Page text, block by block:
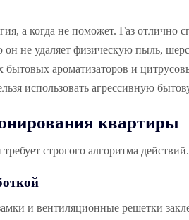
а когда не поможет. Газ отлично
не удаляет физическую пыль,
ароматизаторов и
использовать агрессивную
квартиры
строгого алгоритма действий.
и вентиляционные решетки